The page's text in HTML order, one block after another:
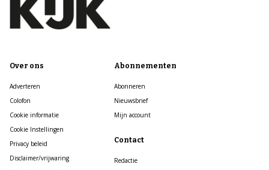
Over ons
Adverteren
Colofon
Cookie informatie
Cookie Instellingen
Privacy beleid
Disclaimer/vrijwaring
Abonnementen
Abonneren
Nieuwsbrief
Mijn account
Contact
Redactie